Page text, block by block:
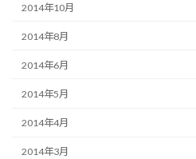
2014年10月
2014年8月
2014年6月
2014年5月
2014年4月
2014年3月